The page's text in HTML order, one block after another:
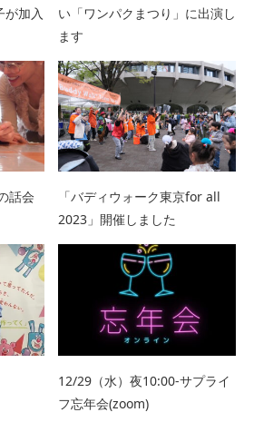
加入
い「ワンパクまつり」に出演し
ます
話会
「バディウォーク東京for all
2023」開催しました
12/29（水）夜10:00-サプライ
フ忘年会(zoom)